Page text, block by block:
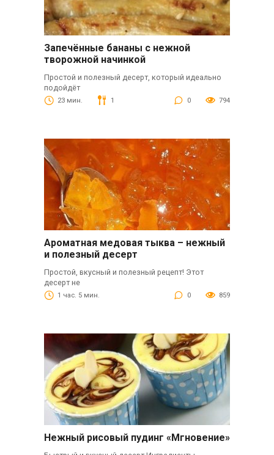
Запечённые бананы с нежной
творожной начинкой
Простой и полезный десерт, который идеально
подойдёт
23 мин. 1 0 794
Ароматная медовая тыква – нежный
и полезный десерт
Простой, вкусный и полезный рецепт! Этот
десерт не
1 час. 5 мин. 0 859
Нежный рисовый пудинг «Мгновение»